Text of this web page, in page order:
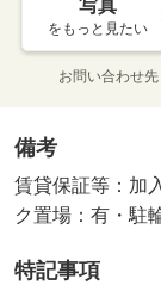
写真
をもっと見たい
お問い合わせ先
備考
賃貸保証等：加
ク置場：有・駐
特記事項